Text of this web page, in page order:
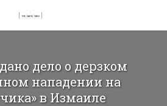
дело о дерзком
нападении на
в Измаиле